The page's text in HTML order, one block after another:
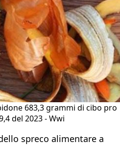
683,3 grammi di cibo pro
del 2023 - Wwi
spreco alimentare a